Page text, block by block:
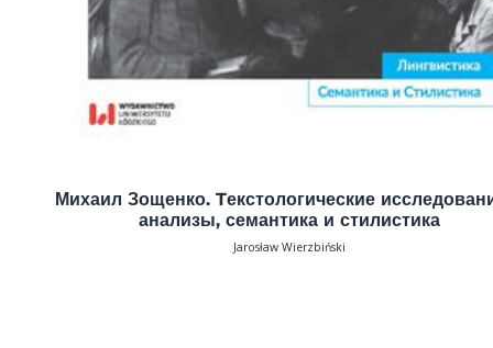
Михаил Зощенко. Tекстологические
анализы, семантика и стилистика
Jarosław Wierzbiński